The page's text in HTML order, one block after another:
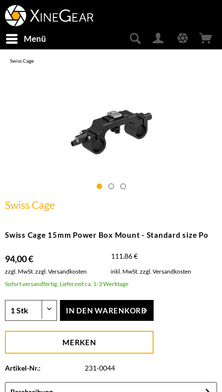
Menü
Swiss Cage
Swiss Cage
Swiss Cage 15mm Power Box Mount - Standard size Po
94,00 € 111,86 €
zzgl. MwSt. zzgl. Versandkosten inkl. MwSt. zzgl. Versandkosten
Sofort versandfertig, Lieferzeit ca. 1-3 Werktage
IN DEN WARENKORB
MERKEN
Artikel-Nr.: 231-0044